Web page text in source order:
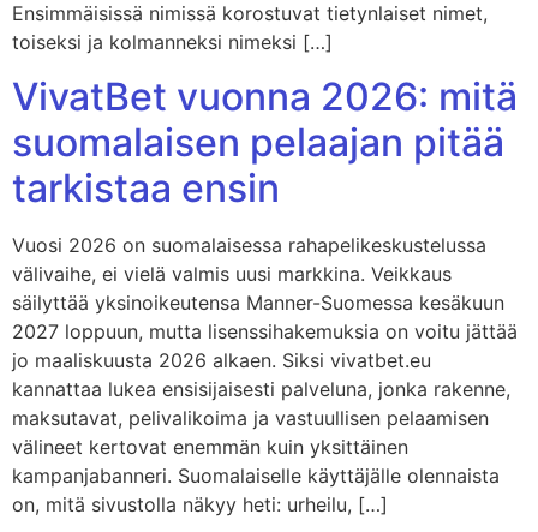
Ensimmäisissä nimissä korostuvat tietynlaiset nimet,
toiseksi ja kolmanneksi nimeksi […]
VivatBet vuonna 2026: mitä
suomalaisen pelaajan pitää
tarkistaa ensin
Vuosi 2026 on suomalaisessa rahapelikeskustelussa
välivaihe, ei vielä valmis uusi markkina. Veikkaus
säilyttää yksinoikeutensa Manner-Suomessa kesäkuun
2027 loppuun, mutta lisenssihakemuksia on voitu jättää
jo maaliskuusta 2026 alkaen. Siksi vivatbet.eu
kannattaa lukea ensisijaisesti palveluna, jonka rakenne,
maksutavat, pelivalikoima ja vastuullisen pelaamisen
välineet kertovat enemmän kuin yksittäinen
kampanjabanneri. Suomalaiselle käyttäjälle olennaista
on, mitä sivustolla näkyy heti: urheilu, […]